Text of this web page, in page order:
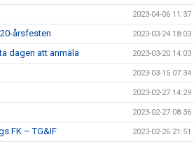
2023-04-06 11:37
årsfesten 2023-03-24 18:03
dagen att anmäla 2023-03-20 14:03
2023-03-15 07:34
2023-02-27 14:29
2023-02-27 08:36
FK – TG&IF 2023-02-26 21:51